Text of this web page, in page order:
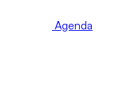
Agenda